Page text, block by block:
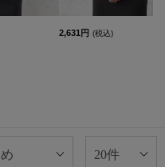
2,631円 (税込)